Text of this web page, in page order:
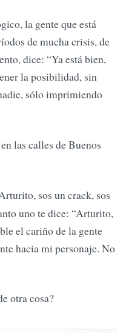
la gente que está
de mucha crisis, de
dice: “Ya está bien,
la posibilidad, sin
sólo imprimiendo
las calles de Buenos
sos un crack, sos
uno te dice: “Arturito,
el cariño de la gente
hacia mi personaje. No
otra cosa?